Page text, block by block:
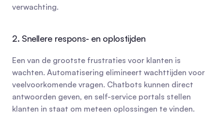
verwachting.
2. Snellere respons- en oplostijden
Een van de grootste frustraties voor klanten is
wachten. Automatisering elimineert wachttijden voor
veelvoorkomende vragen. Chatbots kunnen direct
antwoorden geven, en self-service portals stellen
klanten in staat om meteen oplossingen te vinden.